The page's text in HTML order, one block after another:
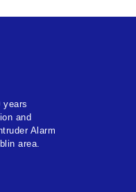
years
and
Alarm
area.